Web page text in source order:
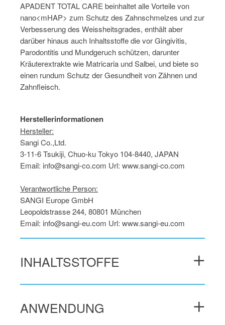
APADENT TOTAL CARE beinhaltet alle Vorteile von
nano<mHAP> zum Schutz des Zahnschmelzes und zur
Verbesserung des Weissheitsgrades, enthält aber
darüber hinaus auch Inhaltsstoffe die vor Gingivitis,
Parodontitis und Mundgeruch schützen, darunter
Kräuterextrakte wie Matricaria und Salbei, und biete so
einen rundum Schutz der Gesundheit von Zähnen und
Zahnfleisch.
Herstellerinformationen
Hersteller:
Sangi Co.,Ltd.
3-11-6 Tsukiji, Chuo-ku Tokyo 104-8440, JAPAN
Email: info@sangi-co.com Url: www.sangi-co.com
Verantwortliche Person:
SANGI Europe GmbH
Leopoldstrasse 244, 80801 München
Email: info@sangi-eu.com Url: www.sangi-eu.com
INHALTSSTOFFE
AQUA, DICALCIUM PHOSPHATE, GLYCERIN,
ANWENDUNG